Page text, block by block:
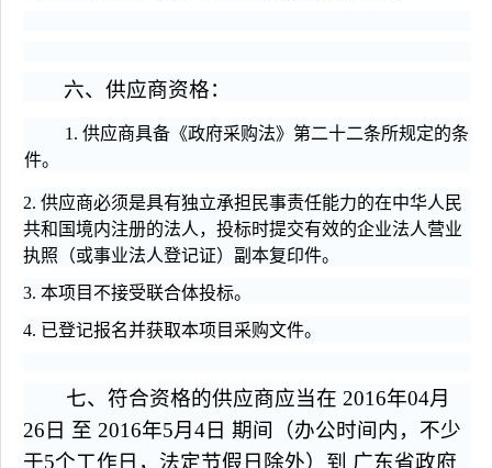
六、供应商资格：
1. 供应商具备《政府采购法》第二十二条所规定的条
件。
2. 供应商必须是具有独立承担民事责任能力的在中华人民
共和国境内注册的法人，投标时提交有效的企业法人营业
执照（或事业法人登记证）副本复印件。
3. 本项目不接受联合体投标。
4. 已登记报名并获取本项目采购文件。
七、符合资格的供应商应当在 2016年04月
26日 至 2016年5月4日 期间（办公时间内，不少
于5个工作日，法定节假日除外）到 广东省政府